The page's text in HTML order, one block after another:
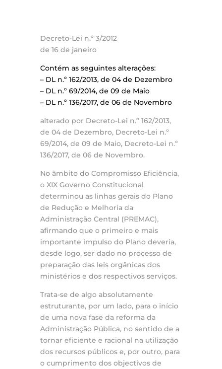
Decreto-Lei n.º 3/2012
de 16 de janeiro
Contém as seguintes alterações:
– DL n.º 162/2013, de 04 de Dezembro
– DL n.º 69/2014, de 09 de Maio
– DL n.º 136/2017, de 06 de Novembro
alterado por Decreto-Lei n.º 162/2013,
de 04 de Dezembro, Decreto-Lei n.º
69/2014, de 09 de Maio, Decreto-Lei n.º
136/2017, de 06 de Novembro.
No âmbito do Compromisso Eficiência,
o XIX Governo Constitucional
determinou as linhas gerais do Plano
de Redução e Melhoria da
Administração Central (PREMAC),
afirmando que o primeiro e mais
importante impulso do Plano deveria,
desde logo, ser dado no processo de
preparação das leis orgânicas dos
ministérios e dos respectivos serviços.
Trata-se de algo absolutamente
estruturante, por um lado, para o início
de uma nova fase da reforma da
Administração Pública, no sentido de a
tornar eficiente e racional na utilização
dos recursos públicos e, por outro, para
o cumprimento dos objectivos de